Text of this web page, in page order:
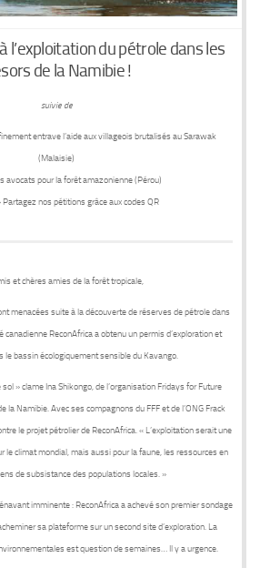
l’exploitation du pétrole dans les
de la Namibie !
suivie de
entrave l’aide aux villageois brutalisés au Sarawak
(Malaisie)
avocats pour la forêt amazonienne (Pérou)
Partagez nos pétitions grâce aux codes QR
et chères amies de la forêt tropicale,
menacées suite à ladécouverte de réserves de pétroledans
ReconAfrica a obtenu un permis d’exploration et
le bassin écologiquement sensible du Kavango.
» clame Ina Shikongo, de l’organisation Fridays for Future
la Namibie. Avec ses compagnons du FFF et de l’ONG Frack
le projet pétrolier de ReconAfrica. « L’exploitation serait une
le climat mondial, mais aussi pour la faune, les ressources en
de subsistance des populations locales. »
imminente : ReconAfrica a achevé son premier sondage
sa plateforme sur un second site d’exploration. La
est question de semaines…
Il y a urgence.